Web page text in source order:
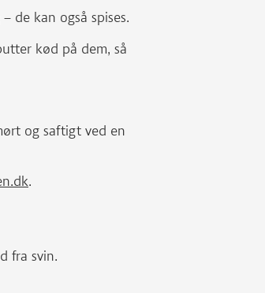
de kan også spises.
kød på dem, så
og saftigt ved en
.
fra svin.